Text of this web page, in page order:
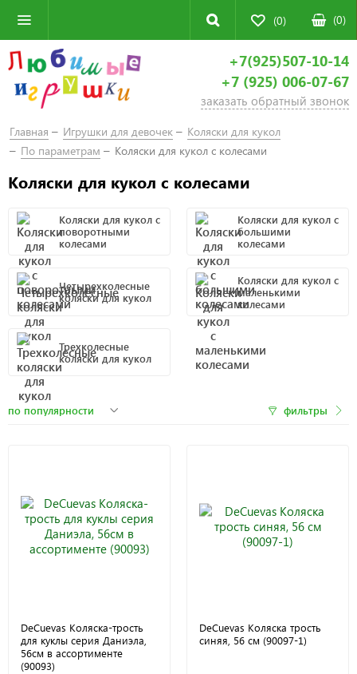
(0) (0)
+7(925)507-10-14
+7 (925) 006-07-67
заказать обратный звонок
Главная Игрушки для девочек
Коляски для кукол
По параметрам
Коляски для кукол с колесами
Коляски для кукол с колесами
Коляски для кукол с
поворотными
колесами
Коляски для кукол с
большими
колесами
Четырехколесные
коляски для кукол
Коляски для кукол с
маленькими
колесами
Трехколесные
коляски для кукол
фильтры
DeCuevas Коляска-трость
для куклы серия Даниэла,
56см в ассортименте
(90093)
DeCuevas Коляска трость
синяя, 56 см (90097-1)